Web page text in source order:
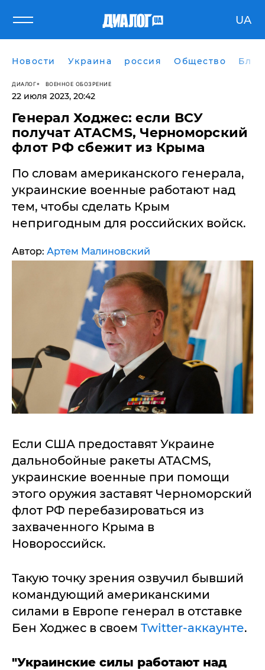
UA
Новости Украина россия Общество
ДИАЛОГ ВОЕННОЕ ОБОЗРЕНИЕ
22 июля 2023, 20:42
Генерал Ходжес: если ВСУ
получат ATACMS, Черноморский
флот РФ сбежит из Крыма
По словам американского генерала,
украинские военные работают над
тем, чтобы сделать Крым
непригодным для российских войск.
Автор: Артем Малиновский
Если США предоставят Украине
дальнобойные ракеты ATACMS,
украинские военные при помощи
этого оружия заставят Черноморский
флот РФ перебазироваться из
захваченного Крыма в
Новороссийск.
Такую точку зрения озвучил бывший
командующий американскими
силами в Европе генерал в отставке
Бен Ходжес в своем Twitter-аккаунте.
"Украинские силы работают над